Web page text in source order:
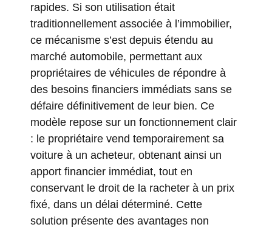
rapides. Si son utilisation était
traditionnellement associée à l’immobilier,
ce mécanisme s’est depuis étendu au
marché automobile, permettant aux
propriétaires de véhicules de répondre à
des besoins financiers immédiats sans se
défaire définitivement de leur bien. Ce
modèle repose sur un fonctionnement clair
: le propriétaire vend temporairement sa
voiture à un acheteur, obtenant ainsi un
apport financier immédiat, tout en
conservant le droit de la racheter à un prix
fixé, dans un délai déterminé. Cette
solution présente des avantages non